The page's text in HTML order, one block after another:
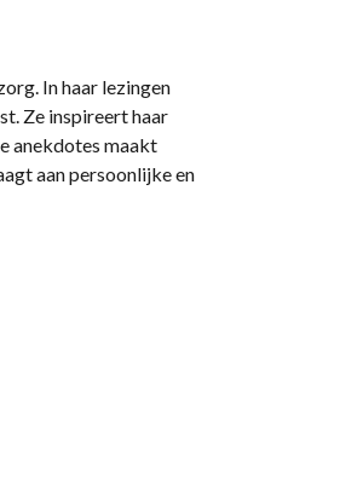
In haar lezingen
Ze inspireert haar
anekdotes maakt
aan persoonlijke en